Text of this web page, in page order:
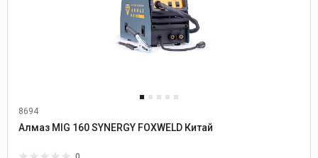
8694
Алмаз MIG 160 SYNERGY FOXWELD Китай